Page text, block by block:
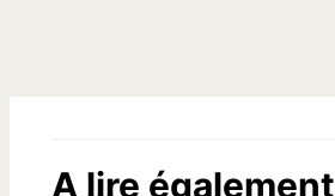
A lire également